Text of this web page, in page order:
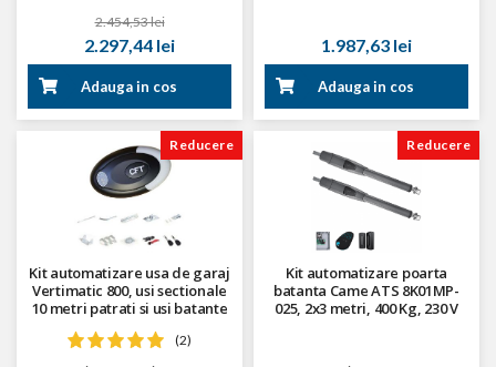
2.454,53 lei
2.297,44 lei
Adauga in cos
1.987,63 lei
Adauga in cos
Reducere
Kit automatizare usa de garaj
Vertimatic 800, usi sectionale
10 metri patrati si usi batante
(2)
Reducere
Kit automatizare poarta
batanta Came ATS 8K01MP-
025, 2x3 metri, 400 Kg, 230 V